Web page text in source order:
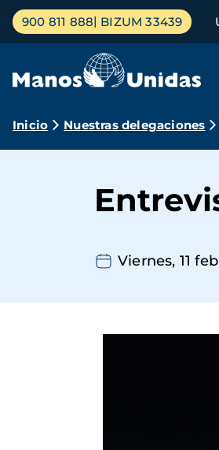
Pasar
contenido
Menú
principal
900 811 888 BIZUM 33439
Ruta
navegación
Inicio Nuestras delegaciones
Viernes, 11